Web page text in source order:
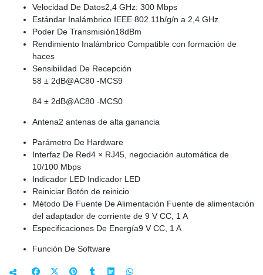
Velocidad De Datos2,4 GHz: 300 Mbps
Estándar Inalámbrico IEEE 802.11b/g/n a 2,4 GHz
Poder De Transmisión18dBm
Rendimiento Inalámbrico Compatible con formación de
haces
Sensibilidad De Recepción
58 ± 2dB@AC80 -MCS9
84 ± 2dB@AC80 -MCS0
Antena2 antenas de alta ganancia
Parámetro De Hardware
Interfaz De Red4 × RJ45, negociación automática de
10/100 Mbps
Indicador LED Indicador LED
Reiniciar Botón de reinicio
Método De Fuente De Alimentación Fuente de alimentación
del adaptador de corriente de 9 V CC, 1 A
Especificaciones De Energía9 V CC, 1 A
Función De Software